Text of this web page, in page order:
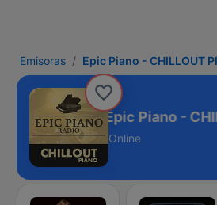
Emisoras Epic Piano - CHILLOUT
Epic Piano -
Online